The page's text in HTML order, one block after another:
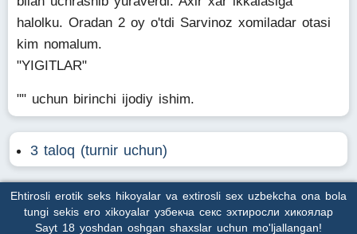
halolku. Oradan 2 oy o'tdi Sarvinoz xomiladar otasi
kim nomalum.
"YIGITLAR"
"" uchun birinchi ijodiy ishim.
3 taloq (turnir uchun)
Ehtirosli erotik seks hikoyalar va extirosli sex uzbekcha ona bola
tungi sekis ero xikoyalar узбекча секс эхтиросли хикоялар
Sayt 18 yoshdan oshgan shaxslar uchun mo'ljallangan!